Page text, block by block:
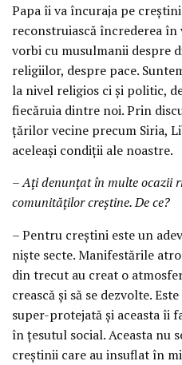
Papa îi va încuraja pe
reconstruiască încrederea
vorbi cu musulmanii despre
religiilor, despre pace.
la nivel religios ci și politic,
fiecăruia dintre noi. Prin
țărilor vecine precum Siria,
aceleași condiții ale noastre.
– Ați denunțat în multe ocazii
comunităților creștine. De ce?
– Pentru creștini este un
niște secte. Manifestările
din trecut au creat o
crească și să se dezvolte.
super-protejată și aceasta îi
în țesutul social. Aceasta nu
creștinii care au insuflat în